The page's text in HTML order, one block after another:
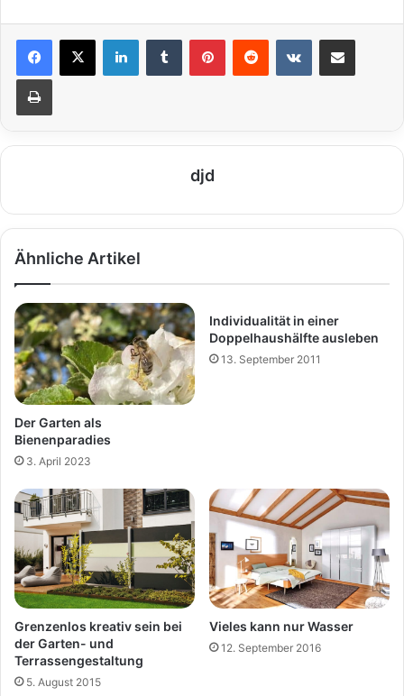
djd
Ähnliche Artikel
Der Garten als
Bienenparadies
3. April 2023
Individualität in einer
Doppelhaushälfte ausleben
13. September 2011
Grenzenlos kreativ sein bei
der Garten- und
Terrassengestaltung
5. August 2015
Vieles kann nur Wasser
12. September 2016